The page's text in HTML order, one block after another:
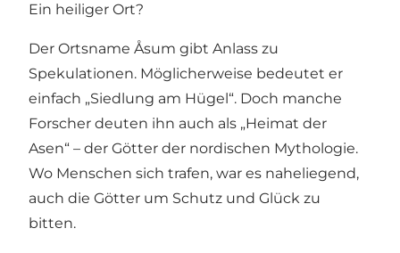
Ein heiliger Ort?
Der Ortsname Åsum gibt Anlass zu
Spekulationen. Möglicherweise bedeutet er
einfach „Siedlung am Hügel“. Doch manche
Forscher deuten ihn auch als „Heimat der
Asen“ – der Götter der nordischen Mythologie.
Wo Menschen sich trafen, war es naheliegend,
auch die Götter um Schutz und Glück zu
bitten.